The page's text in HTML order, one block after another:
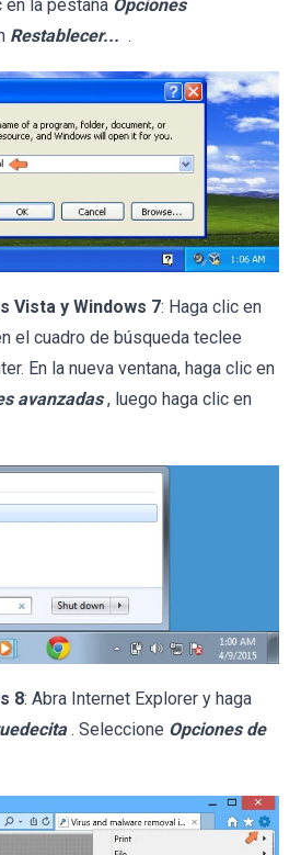
en la pestaña Opciones
Restablecer... .
Vista y Windows 7: Haga clic en
el cuadro de búsqueda teclee
En la nueva ventana, haga clic en
avanzadas , luego haga clic en
8: Abra Internet Explorer y haga
. Seleccione Opciones de